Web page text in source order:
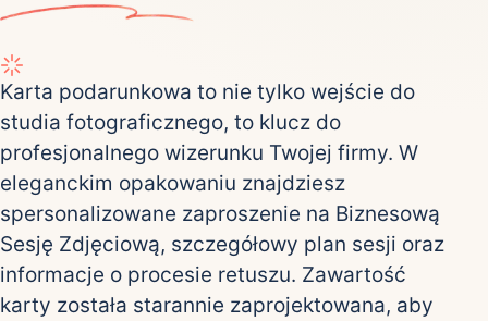
Karta podarunkowa to nie tylko wejście do
studia fotograficznego, to klucz do
profesjonalnego wizerunku Twojej firmy. W
eleganckim opakowaniu znajdziesz
spersonalizowane zaproszenie na Biznesową
Sesję Zdjęciową, szczegółowy plan sesji oraz
informacje o procesie retuszu. Zawartość
karty została starannie zaprojektowana, aby